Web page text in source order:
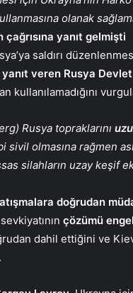
olanak
çağrısına yanıt gelmişti
saldırı
veren Rusya
Rusya topraklarını
sivil olmasına rağmen
silahların uzay keşif
doğrudan
çözümü
dahil ettiğini ve